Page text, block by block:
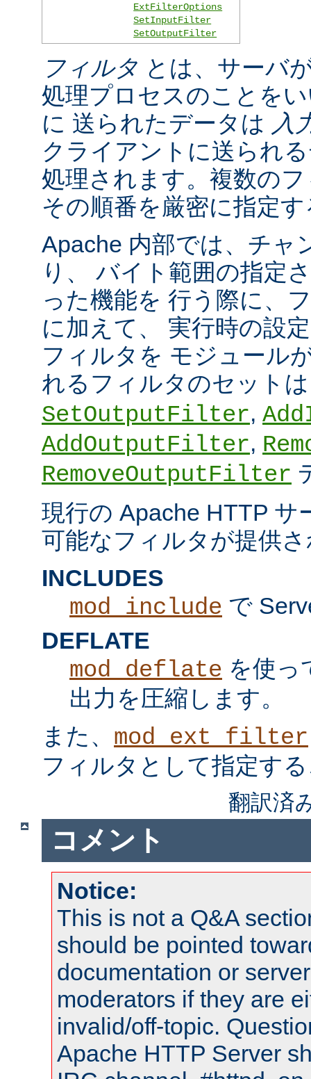
ExtFilterOptions
SetInputFilter
SetOutputFilter
フィルタ とは、サーバ
処理プロセスのことを
に 送られたデータは 入
クライアントに送られ
処理されます。複数の
その順番を厳密に指定
Apache 内部では、チャ
り、 バイト範囲の指定
った機能を 行う際に、
に加えて、 実行時の設
フィルタを モジュール
れるフィルタのセット
SetOutputFilter,
AddOutputFilter,
RemoveOutputFilter
現行の Apache HTTP サ
可能なフィルタが提供
INCLUDES
mod_include で
DEFLATE
mod_deflate を使っ
出力を圧縮します。
また、 mod_ext_filter
フィルタとして指定す
翻訳済
コメント
Notice:
This is not a Q&A
should be pointed
documentation or
moderators if they are
invalid/off-topic.
Apache HTTP Server